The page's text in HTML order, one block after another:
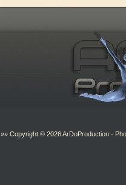
»» Copyright © 2026ArDoProduction -